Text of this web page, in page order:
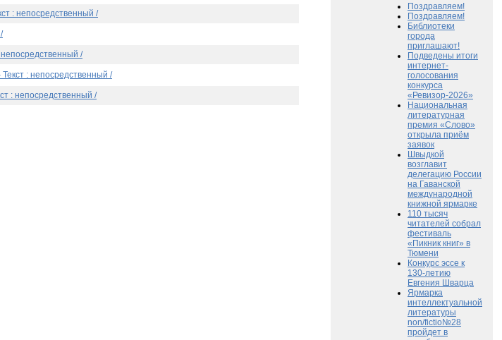
: непосредственный /
непосредственный /
: непосредственный /
: непосредственный /
Поздравляем!
Поздравляем!
Библиотеки
города
приглашают!
Подведены итоги
интернет-
голосования
конкурса
«Ревизор-2026»
Национальная
литературная
премия «Слово»
открыла приём
заявок
Швыдкой
возглавит
делегацию России
на Гаванской
международной
книжной ярмарке
110 тысяч
читателей собрал
фестиваль
«Пикник книг» в
Тюмени
Конкурс эссе к
130-летию
Евгения Шварца
Ярмарка
интеллектуальной
литературы
non/fictio№28
пройдет в